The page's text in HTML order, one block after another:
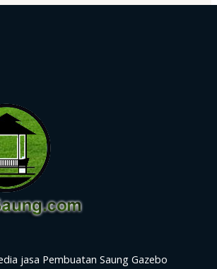
jasa Pembuatan Saung Gazebo